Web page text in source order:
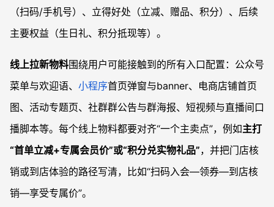
（扫码/手机号）、立得好处（立减、赠品、积分）、后续
主要权益（生日礼、积分抵现等）。
线上拉新物料围绕用户可能接触到的所有入口配置：公众号
菜单与欢迎语、 小程序首页弹窗与banner、电商店铺首页
图、活动专题页、社群群公告与群海报、短视频与直播间口
播脚本等。每个线上物料都要对齐“一个主卖点”，例如主打
“首单立减+专属会员价”或“积分兑实物礼品”，并把门店核
销或到店体验的路径写清，比如“扫码入会—领券—到店核
销—享受专属价”。